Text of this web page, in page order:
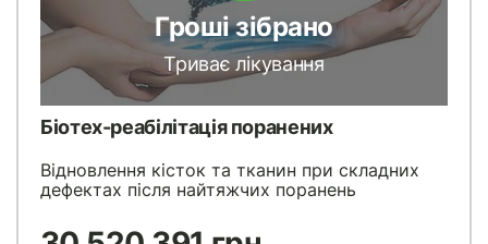
Гроші зібрано
Триває лікування
Біотех-реабілітація поранених
Відновлення кісток та тканин при складних
дефектах після найтяжчих поранень